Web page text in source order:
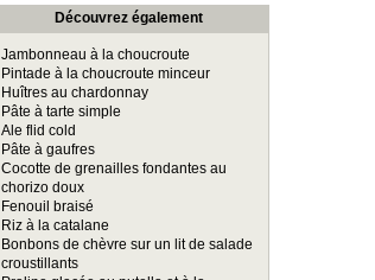
Découvrez également
Jambonneau à la choucroute
Pintade à la choucroute minceur
Huîtres au chardonnay
Pâte à tarte simple
Ale flid cold
Pâte à gaufres
Cocotte de grenailles fondantes au
chorizo doux
Fenouil braisé
Riz à la catalane
Bonbons de chèvre sur un lit de salade
croustillants